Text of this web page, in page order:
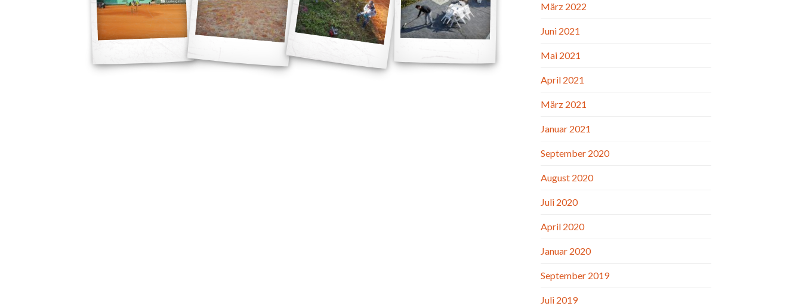
März 2022
Juni 2021
Mai 2021
April 2021
März 2021
Januar 2021
September 2020
August 2020
Juli 2020
April 2020
Januar 2020
September 2019
Juli 2019